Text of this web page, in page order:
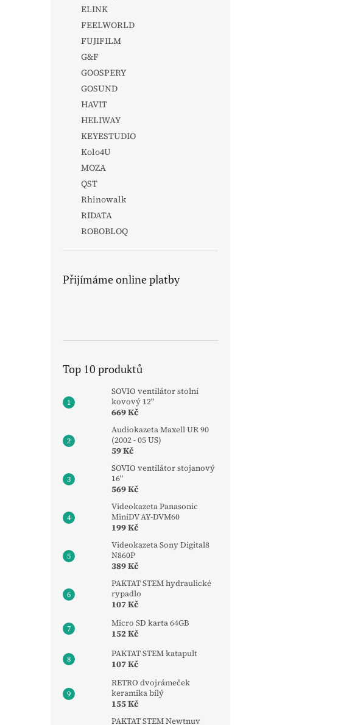
ELINK
FEELWORLD
FUJIFILM
G&F
GOOSPERY
GOSUND
HAVIT
HELIWAY
KEYESTUDIO
Kolo4U
MOZA
QST
Rhinowalk
RIDATA
ROBOBLOQ
Přijímáme online platby
Top 10 produktů
SOVIO ventilátor stolní
kovový 12"
669 Kč
Audiokazeta Maxell UR 90
(2002 - 05 US)
59 Kč
SOVIO ventilátor stojanový
16"
569 Kč
Videokazeta Panasonic
MiniDV AY-DVM60
199 Kč
Videokazeta Sony Digital8
N860P
389 Kč
PAKTAT STEM hydraulické
rypadlo
107 Kč
Micro SD karta 64GB
152 Kč
PAKTAT STEM katapult
107 Kč
RETRO dvojrámeček
keramika bílý
155 Kč
PAKTAT STEM Newtnuv